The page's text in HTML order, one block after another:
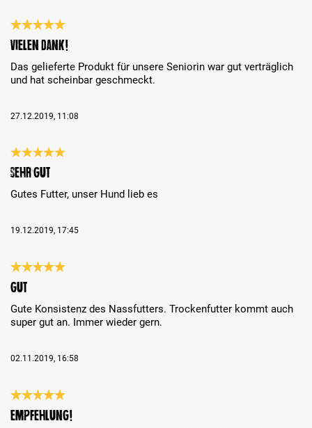
Bewertung mit 5 von 5 Sternen
Vielen Dank!
Das gelieferte Produkt für unsere Seniorin war gut verträglich
und hat scheinbar geschmeckt.
27.12.2019, 11:08
Bewertung mit 5 von 5 Sternen
sehr gut
Gutes Futter, unser Hund lieb es
19.12.2019, 17:45
Bewertung mit 5 von 5 Sternen
Gut
Gute Konsistenz des Nassfutters. Trockenfutter kommt auch
super gut an. Immer wieder gern.
02.11.2019, 16:58
Bewertung mit 5 von 5 Sternen
Empfehlung!